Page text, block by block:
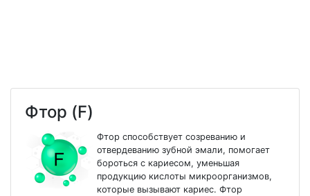
Фтор (F)
Фтор способствует созреванию и
отвердеванию зубной эмали, помогает
бороться с кариесом, уменьшая
продукцию кислоты микроорганизмов,
которые вызывают кариес. Фтор